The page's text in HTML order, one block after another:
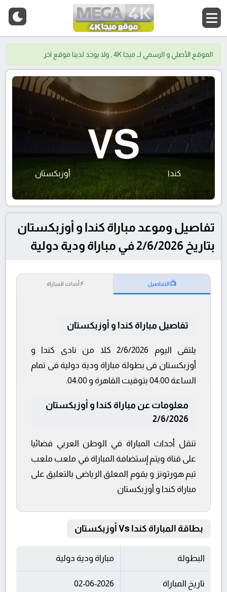
الموقع الأصلي و الرسمي لــ ميجا 4K , ولا يوجد لدينا موقع اخر.
كندا
VS
أوزبكستان
تفاصيل وموعد مباراة كندا و أوزبكستان
بتاريخ 2/6/2026 في مباراة ودية دولية
📺التفاصيل ⚡أحداث المباراة
تفاصيل مباراة كندا و أوزبكستان
يلتقى اليوم 2/6/2026 كلا من نادى كندا و
أوزبكستان فى بطولة مباراة ودية دولية فى تمام
الساعة 04:00 بتوقيت القاهرة و 04:00.
معلومات عن مباراة كندا و أوزبكستان
2/6/2026
تنقل أحداث المباراة في الوطن العربي فضائيا
على قناة ويتم إستضافة المباراة في ملعب ملعب
تيم هورتونز و يقوم المعلق الرياضى بالتعليق على
مباراة كندا و أوزبكستان
بطاقة المباراة كندا Vs أوزبكستان
البطولة مباراة ودية دولية
تاريخ المباراة 02-06-2026